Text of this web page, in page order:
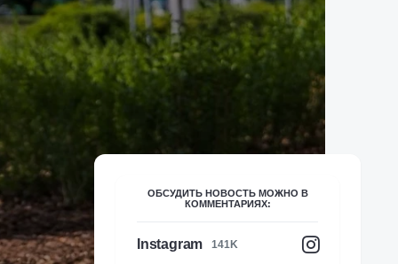
ОБСУДИТЬ НОВОСТЬ МОЖНО В
КОММЕНТАРИЯХ:
Instagram 141K